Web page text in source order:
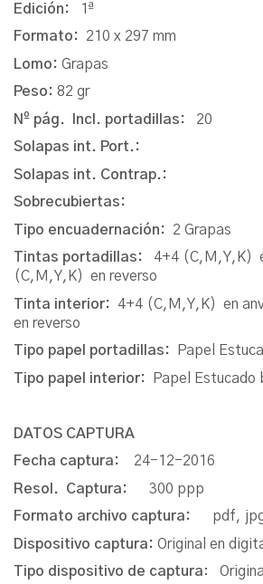
Edición:
1ª
Formato: 210 x 297 mm
Lomo: Grapas
Peso: 82 gr
Nº pág. Incl. portadillas: 20
Solapas int. Port.:
Solapas int. Contrap.:
Sobrecubiertas:
Tipo encuadernación: 2 Grapas
Tintas portadillas: 4+4 (C,M,Y,K)
(C,M,Y,K) en reverso
Tinta interior: 4+4 (C,M,Y,K) en
en reverso
Tipo papel portadillas:
Papel
Tipo papel interior:
Papel Estucado
DATOS CAPTURA
Fecha captura: 24-12-2016
Resol. Captura: 300 ppp
Formato archivo captura: pdf,
Dispositivo captura: Original en
Tipo dispositivo de captura: